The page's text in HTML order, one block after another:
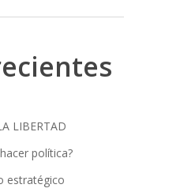
LIBERTAD
política?
estratégico